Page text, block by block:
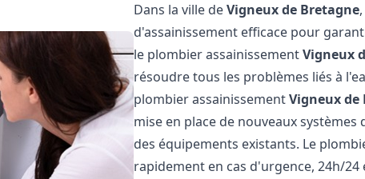
Dans la ville deVigneux de Bretagne
d'assainissement efficace pour
le plombier assainissementVigneux
résoudre tous les problèmes liés à
plombier assainissementVigneux de
mise en place de nouveaux
des équipements existants. Le
rapidement en cas d'urgence, 24h/